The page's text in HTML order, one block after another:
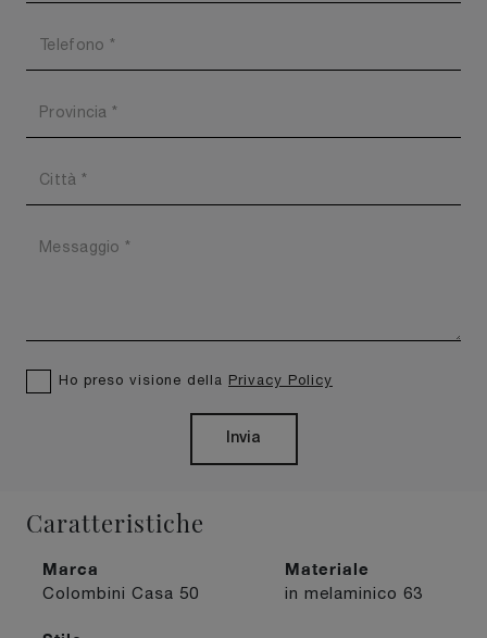
Ho preso visione della Privacy Policy
Invia
Caratteristiche
Marca
Colombini Casa 50
Materiale
in melaminico 63